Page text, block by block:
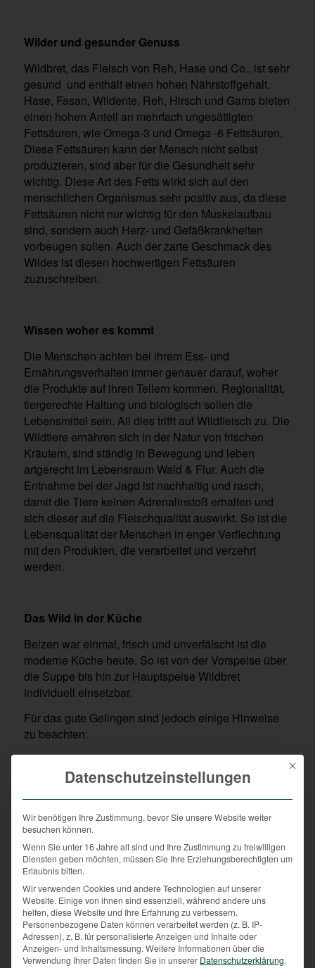
Wilder und gesunder Genuss
Wildbret, das Fleisch von Reh, Hase und Co., ist sehr
gesund und enthält einen hohen Nährstoffgehalt.
Hase, Fasan, Wildente, Reh, Hirsch und Gams bieten
einen hohen Anteil an mehrfach ungesättigten
Fettsäuren, wie Omega-3 und Omega -6 Fettsäuren.
Diese Fettsäuren kann der Mensch nicht selbst
produzieren, sind aber für die Gesundheit sehr
wichtig. Diese Art des Fetts wirkt sich auf den
menschlichen Organismus sehr positiv aus, da diese
Fettsäuren nicht nur wichtig für den Muskelaufbau
sind, sondern auch Herz- und Gefäßkrankheiten
vorbeugen sollen. Auch der zarte Geschmack des
Wildes ist diesen hochwertigen Fettsäuren
zuzuschreiben.
Wissen woher es kommt
Die Menschen achten bei ihrem Ess- und
Ernährungsverhalten immer genauer darauf, woher
die Produkte auf ihren Tellern kommen. Regionalität,
tiergerechte Haltung und biologisch sollen die
Lebensmittel sein. All dies trifft auf Wildfleisch zu. Die
Wildtiere ernähren sich in der Natur von frischen
Kräutern, sind ständig in Bewegung und leben
artgerecht im Lebensraum Wald & Flur. Auch die
Entnahme bei der Jagd ist nachhaltig und rasch,
damit die Tiere keinen Adrenalinstoß erhalten und
sich dieser auf die Fleischqualität auswirkt. So ist die
Lebensqualität der Menschen in enger Verflechtung
mit den Produkten, die verarbeitet und verzehrt
werden.
Das Wild in der Küche
Beizen war einmal, frisch und unverfälscht ist die
moderne Küche heute. So ist von der Vorspeise über
die Suppe bis hin zur Hauptspeise Wildbret
individuell einsetzbar.
Für das gute Gelingen sind jedoch einige Hinweise
zu beachten:
bzw. aus der Heimatgemeinde
Oberste Gewürzregel: Weniger ist mehr! Kräuter wie
Rosmarin, Thymian aber auch Majoran sind die
perfekten Begleiter, ansonsten lediglich etwas Salz und
Pfeffer
Fleisch, wenn es tiefgefroren ist, immer langsam
auftauen
Ist das Fleisch vakuumverpackt, sollte es mindestens
eine halbe Stunde vor Beginn der Zubereitung geöffnet
werden. Die Luft lässt das Fleisch schonend
regenerieren und es wird zarter und feiner
Mit
Datenschutzeinstellungen
Wir benötigen Ihre Zustimmung, bevor Sie unsere Website weiter
besuchen können.
Wenn Sie unter 16 Jahre alt sind und Ihre Zustimmung zu freiwilligen
Diensten geben möchten, müssen Sie Ihre Erziehungsberechtigten um
Erlaubnis bitten.
Wir verwenden Cookies und andere Technologien auf unserer
Website. Einige von ihnen sind essenziell, während andere uns
helfen, diese Website und Ihre Erfahrung zu verbessern.
Personenbezogene Daten können verarbeitet werden (z. B. IP-
Adressen), z. B. für personalisierte Anzeigen und Inhalte oder
Anzeigen- und Inhaltsmessung. Weitere Informationen über die
Verwendung Ihrer Daten finden Sie in unserer Datenschutzerklärung.